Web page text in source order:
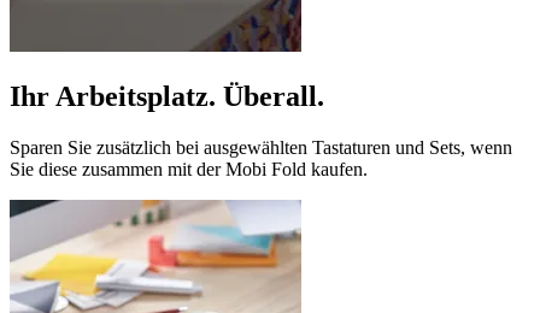
Ihr Arbeitsplatz. Überall.
Sparen Sie zusätzlich bei ausgewählten Tastaturen und Sets, wenn
Sie diese zusammen mit der Mobi Fold kaufen.